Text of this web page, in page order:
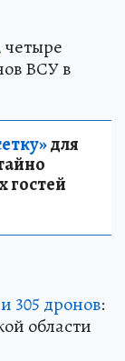
четыре
ВСУ в
для
гостей
305 дронов:
области